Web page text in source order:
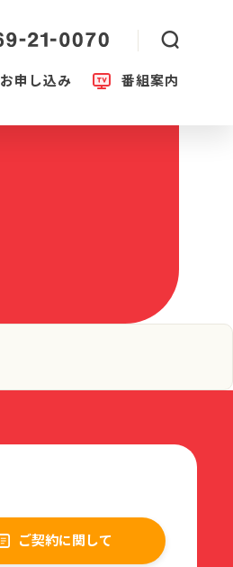
お申し込み 番組案内
ご契約に関して